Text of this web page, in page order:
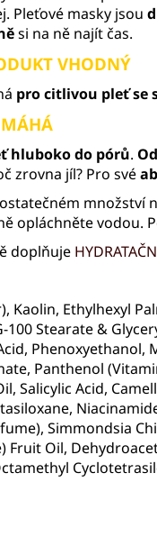
Pleťové masky jsou
si na ně najít čas.
VHODNÝ
pro citlivou pleť se
hluboko do pórů.
zrovna jíl? Pro své
množství
opláchněte vodou.
doplňuje
Kaolin, Ethylhexyl
100 Stearate &
Phenoxyethanol,
Panthenol
Salicylic Acid,
Simmondsia
Fruit Oil,